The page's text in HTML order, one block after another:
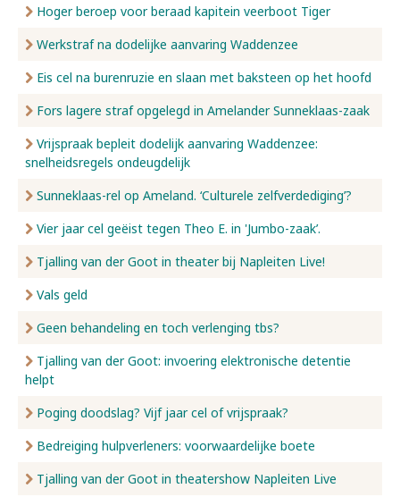
Hoger beroep voor beraad kapitein veerboot Tiger
Werkstraf na dodelijke aanvaring Waddenzee
Eis cel na burenruzie en slaan met baksteen op het hoofd
Fors lagere straf opgelegd in Amelander Sunneklaas-zaak
Vrijspraak bepleit dodelijk aanvaring Waddenzee:
snelheidsregels ondeugdelijk
Sunneklaas-rel op Ameland. ‘Culturele zelfverdediging’?
Vier jaar cel geëist tegen Theo E. in 'Jumbo-zaak’.
Tjalling van der Goot in theater bij Napleiten Live!
Vals geld
Geen behandeling en toch verlenging tbs?
Tjalling van der Goot: invoering elektronische detentie
helpt
Poging doodslag? Vijf jaar cel of vrijspraak?
Bedreiging hulpverleners: voorwaardelijke boete
Tjalling van der Goot in theatershow Napleiten Live